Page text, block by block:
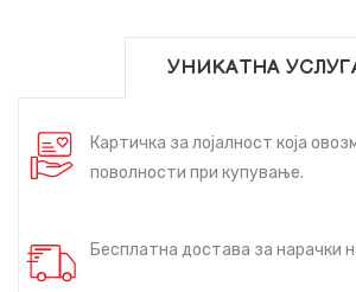
УНИКАТНА
Картичка за лојалност која
поволности при купување.
Бесплатна достава за нарачки